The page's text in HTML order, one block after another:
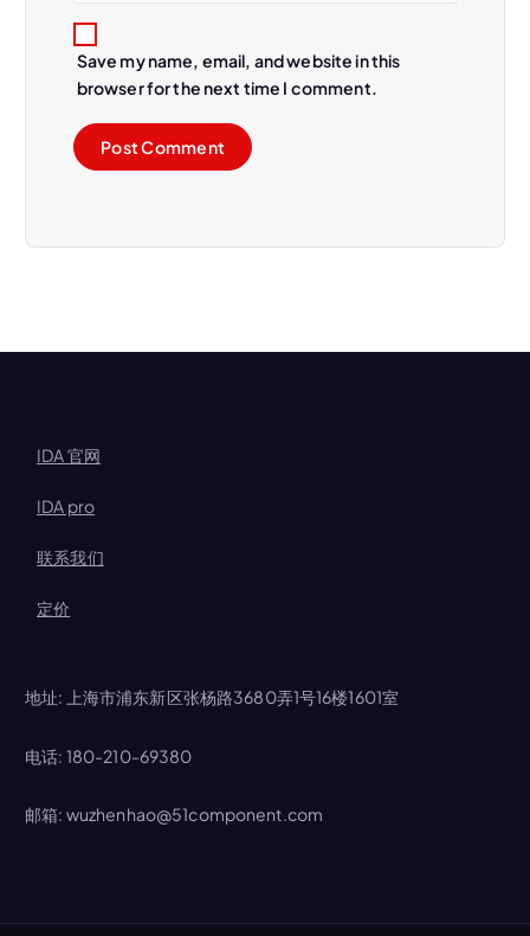
Save my name, email, and website in this
browser for the next time I comment.
IDA 官网
IDA pro
联系我们
定价
地址: 上海市浦东新区张杨路3680弄1号16楼1601室
电话: 180-210-69380
邮箱: wuzhenhao@51component.com